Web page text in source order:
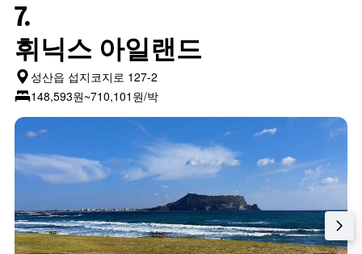
7.
휘닉스 아일랜드
성산읍 섭지코지로 127-2
148,593원~710,101원/박